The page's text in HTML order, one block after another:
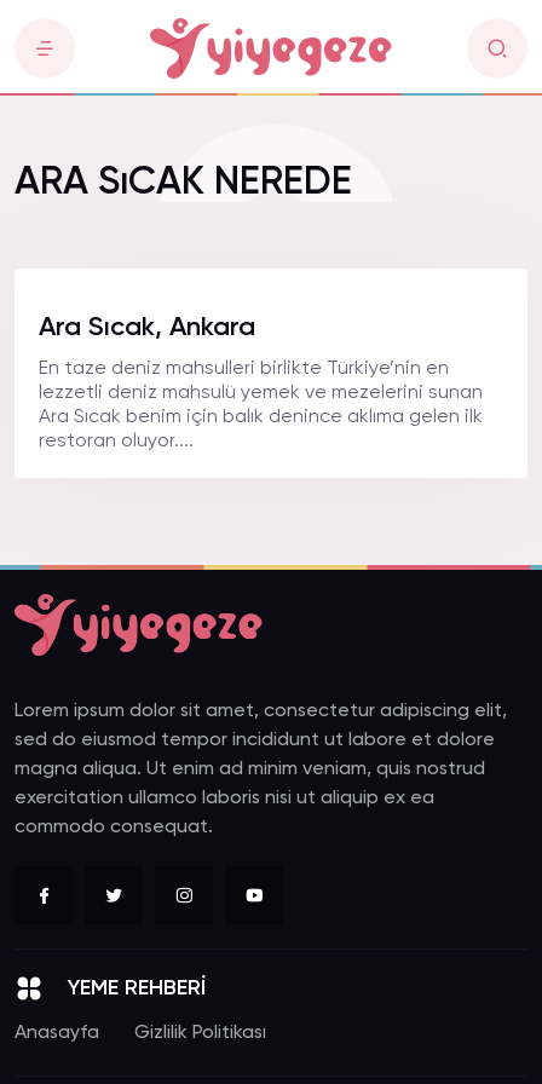
ARA SıCAK NEREDE
Ara Sıcak, Ankara
En taze deniz mahsulleri birlikte Türkiye’nin en
lezzetli deniz mahsulü yemek ve mezelerini sunan
Ara Sıcak benim için balık denince aklıma gelen ilk
restoran oluyor....
Lorem ipsum dolor sit amet, consectetur adipiscing elit,
sed do eiusmod tempor incididunt ut labore et dolore
magna aliqua. Ut enim ad minim veniam, quis nostrud
exercitation ullamco laboris nisi ut aliquip ex ea
commodo consequat.
YEME REHBERİ
Anasayfa Gizlilik Politikası